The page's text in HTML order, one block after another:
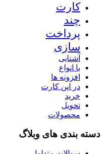
کارت
چند
پرداخت
سازی
آشنایی
با انواع
افزونه ها
در اپن کارت
خرید
تحویل
محصولات
دسته بندی های وبلاگ